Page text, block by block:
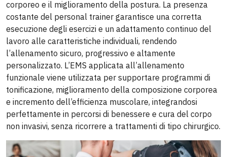
corporeo e il miglioramento della postura. La presenza
costante del personal trainer garantisce una corretta
esecuzione degli esercizi e un adattamento continuo del
lavoro alle caratteristiche individuali, rendendo
l’allenamento sicuro, progressivo e altamente
personalizzato. L’EMS applicata all’allenamento
funzionale viene utilizzata per supportare programmi di
tonificazione, miglioramento della composizione corporea
e incremento dell’efficienza muscolare, integrandosi
perfettamente in percorsi di benessere e cura del corpo
non invasivi, senza ricorrere a trattamenti di tipo chirurgico.